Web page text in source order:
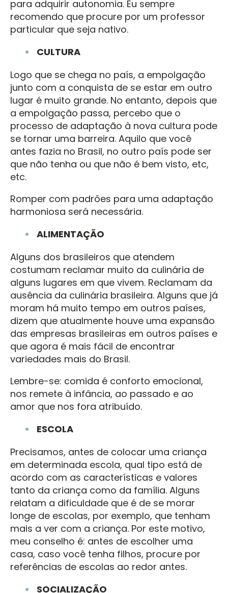
para adquirir autonomia. Eu sempre
recomendo que procure por um professor
particular que seja nativo.
CULTURA
Logo que se chega no país, a empolgação
junto com a conquista de se estar em outro
lugar é muito grande. No entanto, depois que
a empolgação passa, percebo que o
processo de adaptação à nova cultura pode
se tornar uma barreira. Aquilo que você
antes fazia no Brasil, no outro país pode ser
que não tenha ou que não é bem visto, etc,
etc.
Romper com padrões para uma adaptação
harmoniosa será necessária.
ALIMENTAÇÃO
Alguns dos brasileiros que atendem
costumam reclamar muito da culinária de
alguns lugares em que vivem. Reclamam da
ausência da culinária brasileira. Alguns que já
moram há muito tempo em outros países,
dizem que atualmente houve uma expansão
das empresas brasileiras em outros países e
que agora é mais fácil de encontrar
variedades mais do Brasil.
Lembre-se: comida é conforto emocional,
nos remete à infância, ao passado e ao
amor que nos fora atribuído.
ESCOLA
Precisamos, antes de colocar uma criança
em determinada escola, qual tipo está de
acordo com as características e valores
tanto da criança como da família. Alguns
relatam a dificuldade que é de se morar
longe de escolas, por exemplo, que tenham
mais a ver com a criança. Por este motivo,
meu conselho é: antes de escolher uma
casa, caso você tenha filhos, procure por
referências de escolas ao redor antes.
SOCIALIZAÇÃO